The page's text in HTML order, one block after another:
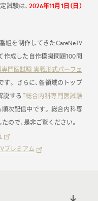
試験は、 2026年11月1日（日）
組を制作してきたCareNeTV
作成した自作模擬問題100問
門医試験 実戦形式パーフェ
す。 さらに、各領域のトップ
する『総合内科専門医試験
順次配信中です。 総合内科専
ので、是非ご覧ください。
プレミアム